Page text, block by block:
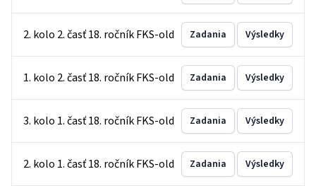
2. kolo 2. časť 18. ročník FKS-old Zadania Výsledky
1. kolo 2. časť 18. ročník FKS-old Zadania Výsledky
3. kolo 1. časť 18. ročník FKS-old Zadania Výsledky
2. kolo 1. časť 18. ročník FKS-old Zadania Výsledky